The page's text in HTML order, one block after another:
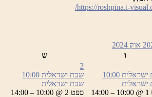
https://roshpina.i-
אוק 2024
ו
ש
ישראלית 10:00
ישראלית
2
שבת ישראלית 10:00
שבת ישראלית
ספט 2 @ 10:00 – 14:00